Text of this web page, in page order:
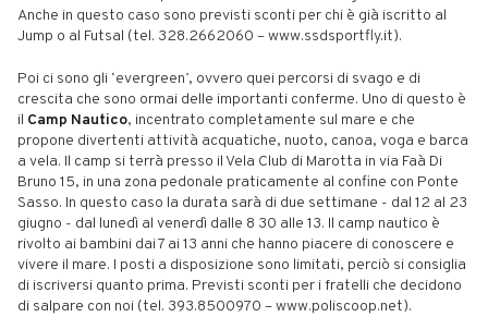
Anche in questo caso sono previsti sconti per chi è già iscritto al
Jump o al Futsal (tel. 328.2662060 – www.ssdsportfly.it).
Poi ci sono gli ‘evergreen’, ovvero quei percorsi di svago e di
crescita che sono ormai delle importanti conferme. Uno di questo è
il Camp Nautico, incentrato completamente sul mare e che
propone divertenti attività acquatiche, nuoto, canoa, voga e barca
a vela. Il camp si terrà presso il Vela Club di Marotta in via Faà Di
Bruno 15, in una zona pedonale praticamente al confine con Ponte
Sasso. In questo caso la durata sarà di due settimane - dal 12 al 23
giugno - dal lunedì al venerdì dalle 8 30 alle 13. Il camp nautico è
rivolto ai bambini dai 7 ai 13 anni che hanno piacere di conoscere e
vivere il mare. I posti a disposizione sono limitati, perciò si consiglia
di iscriversi quanto prima. Previsti sconti per i fratelli che decidono
di salpare con noi (tel. 393.8500970 – www.poliscoop.net).